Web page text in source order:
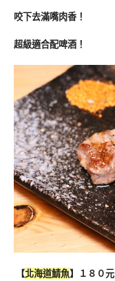
咬下去滿嘴肉香！
超級適合配啤酒！
【北海道鯖魚】１８０元